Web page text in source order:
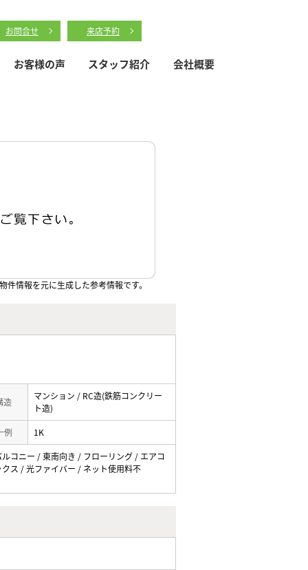
お問合せ 来店予約
お客様の声 スタッフ紹介 会社概要
情報を元に生成した参考情報です。
造
マンション / RC造(鉄筋コンクリー
ト造)
例 1K
コニー / 東南向き / フローリング / エアコ
ス / 光ファイバー / ネット使用料不